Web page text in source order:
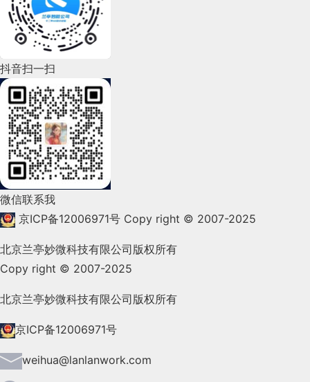
2022年6月(162)
2022年5月(143)
2022年4月(86)
2022年3月(119)
2022年2月(53)
2022年1月(99)
2021年12月(105)
2021年9月(153)
2021年8月(147)
2021年7月(149)
2021年6月(157)
抖音扫一扫
微信联系我
京ICP备12006971号 Copy right © 2007-2025
北京兰亭妙微科技有限公司版权所有
Copy right © 2007-2025
北京兰亭妙微科技有限公司版权所有
京ICP备12006971号
weihua@lanlanwork.com